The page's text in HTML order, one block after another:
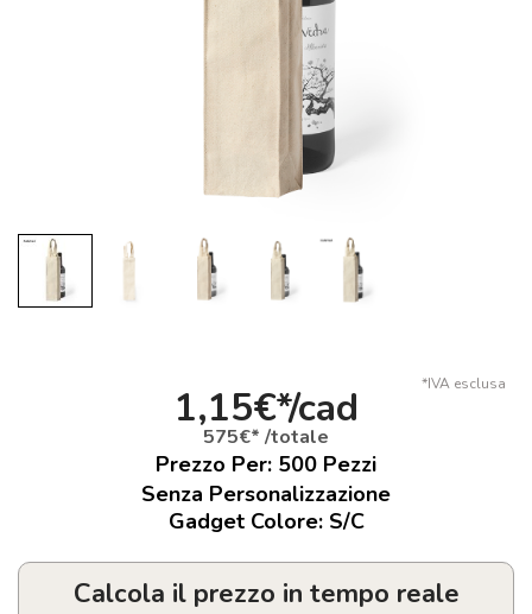
*IVA esclusa
1,15€*/cad
575€* /totale
Prezzo Per: 500 Pezzi
Senza Personalizzazione
Gadget Colore: S/C
Calcola il prezzo in tempo reale